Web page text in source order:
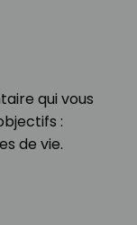
qui vous
:
de vie.